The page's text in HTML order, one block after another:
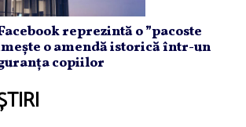
reprezintă o ”pacoste
o amendă istorică într-un
copiilor